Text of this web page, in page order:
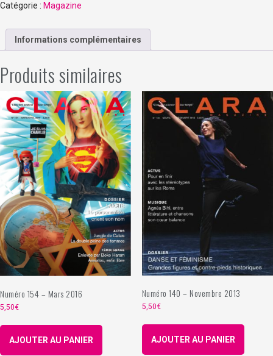
–
2013
Catégorie : Magazine
Informations complémentaires
Produits similaires
Numéro 154 – Mars 2016
5,50€
AJOUTER AU PANIER
Numéro 140 – Novembre 2013
5,50€
AJOUTER AU PANIER